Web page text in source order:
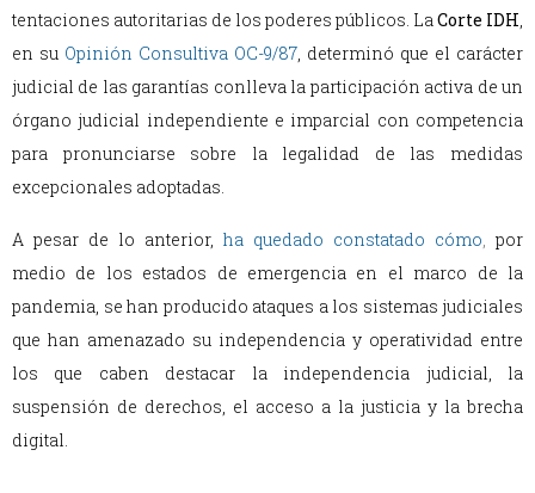
tentaciones autoritarias de los poderes públicos. La Corte IDH
en su Opinión Consultiva OC-9/87 , determinó que el carácter
judicial de las garantías conlleva la participación activa de un
órgano judicial independiente e imparcial con competencia
para pronunciarse sobre la legalidad de las medidas
excepcionales adoptadas.
A pesar de lo anterior, ha quedado constatado cómo
por
medio de los estados de emergencia en el marco de la
pandemia, se han producido ataques a los sistemas judiciales
que han amenazado su independencia y operatividad entre
los que caben destacar la independencia judicial, la
suspensión de derechos, el acceso a la justicia y la brecha
digital.